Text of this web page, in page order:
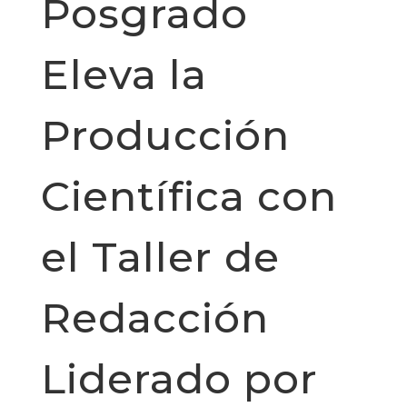
Posgrado
Eleva la
Producción
Científica con
el Taller de
Redacción
Liderado por